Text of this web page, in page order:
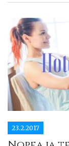
23.2.2017